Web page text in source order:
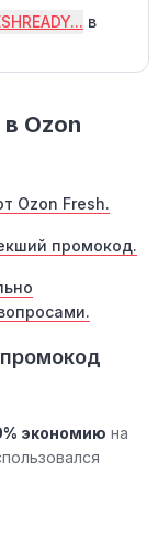
в
Ozon
Ozon Fresh.
промокод.
экономию на